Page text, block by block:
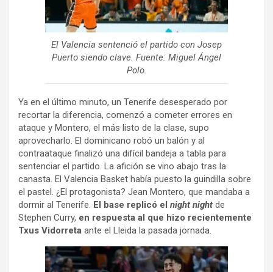
El Valencia sentenció el partido con Josep
Puerto siendo clave. Fuente: Miguel Ángel
Polo.
Ya en el último minuto, un Tenerife desesperado por
recortar la diferencia, comenzó a cometer errores en
ataque y Montero, el más listo de la clase, supo
aprovecharlo. El dominicano robó un balón y al
contraataque finalizó una difícil bandeja a tabla para
sentenciar el partido. La afición se vino abajo tras la
canasta. El Valencia Basket había puesto la guindilla sobre
el pastel. ¿El protagonista? Jean Montero, que mandaba a
dormir al Tenerife. El base replicó el night night de
Stephen Curry, en respuesta al que hizo recientemente
Txus Vidorreta ante el Lleida la pasada jornada.